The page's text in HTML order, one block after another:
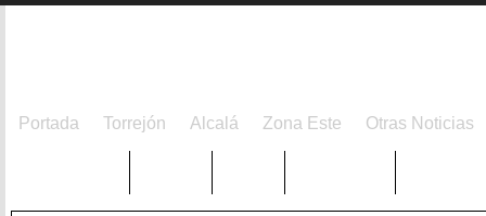
Portada Torrejón Alcalá Zona Este Otras Noticias